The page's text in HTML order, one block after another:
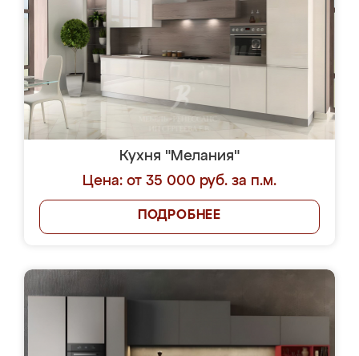
Кухня "Мелания"
Цена: от 35 000 руб. за п.м.
ПОДРОБНЕЕ